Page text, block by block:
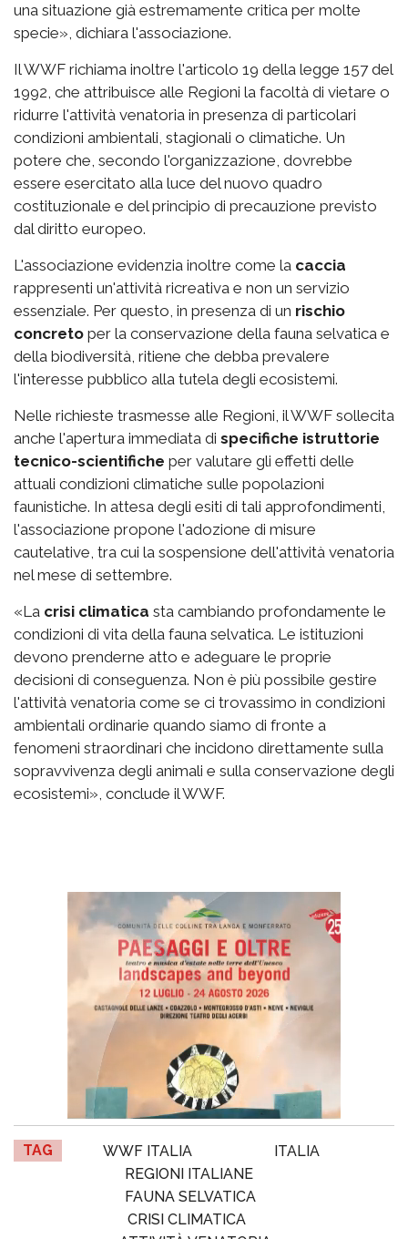
una situazione già estremamente critica per molte
specie», dichiara l'associazione.
Il WWF richiama inoltre l'articolo 19 della legge 157 del
1992, che attribuisce alle Regioni la facoltà di vietare o
ridurre l'attività venatoria in presenza di particolari
condizioni ambientali, stagionali o climatiche. Un
potere che, secondo l'organizzazione, dovrebbe
essere esercitato alla luce del nuovo quadro
costituzionale e del principio di precauzione previsto
dal diritto europeo.
L'associazione evidenzia inoltre come la caccia
rappresenti un'attività ricreativa e non un servizio
essenziale. Per questo, in presenza di un rischio
concreto per la conservazione della fauna selvatica e
della biodiversità, ritiene che debba prevalere
l'interesse pubblico alla tutela degli ecosistemi.
Nelle richieste trasmesse alle Regioni, il WWF sollecita
anche l'apertura immediata di specifiche istruttorie
tecnico-scientifiche per valutare gli effetti delle
attuali condizioni climatiche sulle popolazioni
faunistiche. In attesa degli esiti di tali approfondimenti,
l'associazione propone l'adozione di misure
cautelative, tra cui la sospensione dell'attività venatoria
nel mese di settembre.
«La crisi climatica sta cambiando profondamente le
condizioni di vita della fauna selvatica. Le istituzioni
devono prenderne atto e adeguare le proprie
decisioni di conseguenza. Non è più possibile gestire
l'attività venatoria come se ci trovassimo in condizioni
ambientali ordinarie quando siamo di fronte a
fenomeni straordinari che incidono direttamente sulla
sopravvivenza degli animali e sulla conservazione degli
ecosistemi», conclude il WWF.
TAG WWF ITALIA
ITALIA
REGIONI ITALIANE
FAUNA SELVATICA
CRISI CLIMATICA